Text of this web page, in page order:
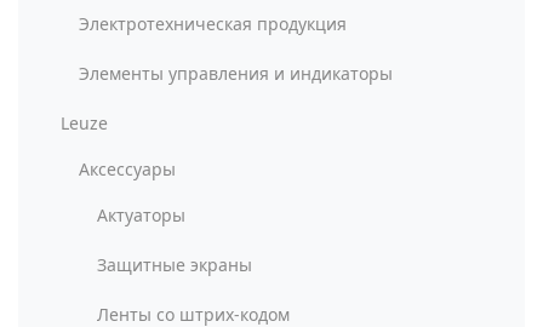
Электротехническая продукция
Элементы управления и индикаторы
Leuze
Аксессуары
Актуаторы
Защитные экраны
Ленты со штрих-кодом